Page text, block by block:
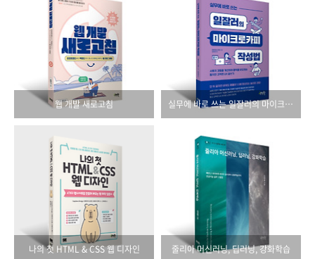
웹 개발 새로고침 실무에 바로 쓰는 일잘러의 마이크로카피 작성법
나의 첫 HTML & CSS 웹 디자인 줄리아 머신러닝, 딥러닝, 강화학습